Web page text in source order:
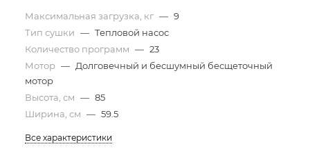
Максимальная загрузка, кг — 9
Тип сушки — Тепловой насос
Количество программ — 23
Мотор — Долговечный и бесшумный бесщеточный
мотор
Высота, см — 85
Ширина, см — 59.5
Все характеристики